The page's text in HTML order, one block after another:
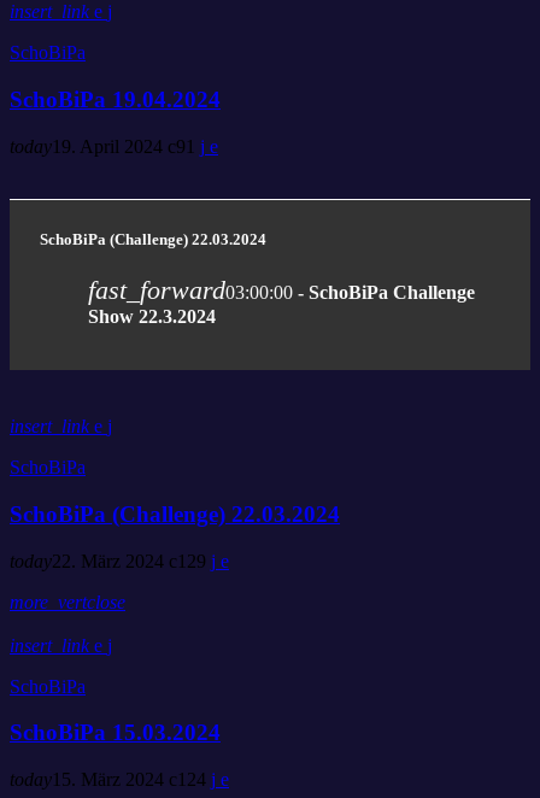
insert_link
SchoBiPa
SchoBiPa 19.04.2024
today19. April 2024 91
SchoBiPa (Challenge) 22.03.2024
fast_forward03:00:00 - SchoBiPa Challenge
Show 22.3.2024
insert_link
SchoBiPa
SchoBiPa (Challenge) 22.03.2024
today22. März 2024
129
more_vertclose
insert_link
SchoBiPa
SchoBiPa 15.03.2024
today15. März 2024 124